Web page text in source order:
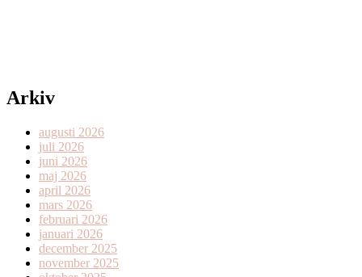
Arkiv
augusti 2026
juli 2026
juni 2026
maj 2026
april 2026
mars 2026
februari 2026
januari 2026
december 2025
november 2025